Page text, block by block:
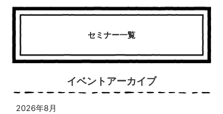
セミナー一覧
イベントアーカイブ
2026年8月